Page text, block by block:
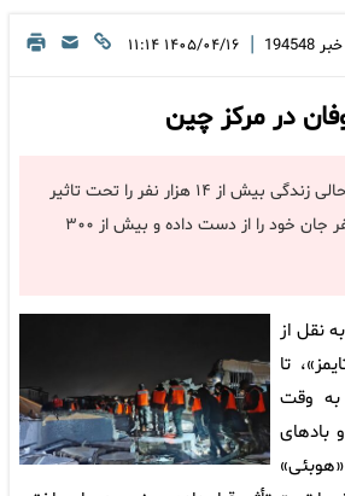
194548
| ۱۴۰۵/۰۴/۱۶ ۱۱:۱۴
در مرکز چین
طوفان در مرکز چین در حالی زندگی بیش از ۱۴ هزار نفر را تحت تاثیر
قرار داده که تاکنون ۱۱ نفر جان خود را از دست داده و بیش از ۳۰۰
به نقل از
تا
به وقت
بادهای